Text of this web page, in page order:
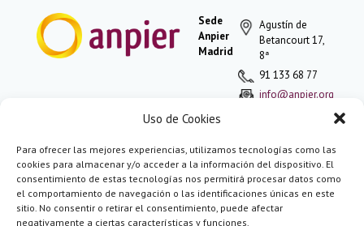
Uso de Cookies
Para ofrecer las mejores experiencias, utilizamos tecnologías como las
cookies para almacenar y/o acceder a la información del dispositivo. El
consentimiento de estas tecnologías nos permitirá procesar datos como
el comportamiento de navegación o las identificaciones únicas en este
sitio. No consentir o retirar el consentimiento, puede afectar
negativamente a ciertas características y funciones.
Sede
Anpier
Madrid
Agustín de
Betancourt 17,
8ª
91 133 68 77
info@anpier.org
Política de
privacidad
Aviso legal
Aviso de
cookies